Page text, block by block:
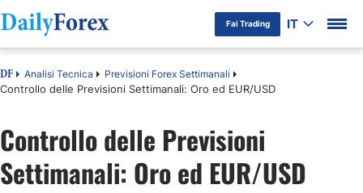
Fai Trading IT
DF Analisi Tecnica Previsioni Forex Settimanali
Controllo delle Previsioni Settimanali: Oro ed EUR/USD
Controllo delle Previsioni
Settimanali: Oro ed EUR/USD